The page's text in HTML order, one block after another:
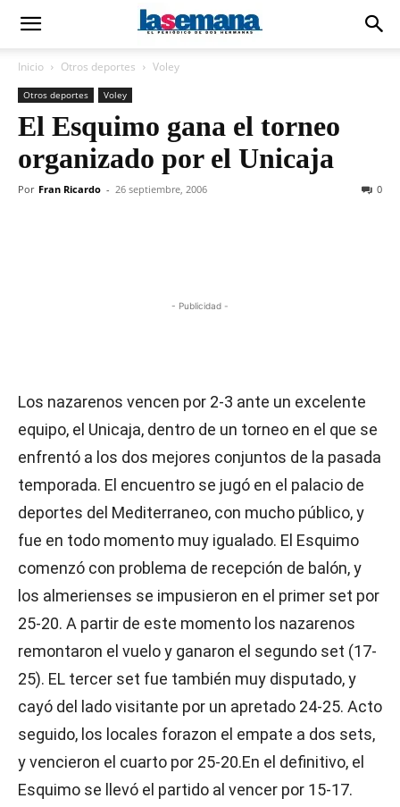
Inicio Otros deportes Voley
Otros deportes Voley
El Esquimo gana el torneo
organizado por el Unicaja
Por Fran Ricardo - 26 septiembre, 2006 0
- Publicidad -
Los nazarenos vencen por 2-3 ante un excelente
equipo, el Unicaja, dentro de un torneo en el que se
enfrentó a los dos mejores conjuntos de la pasada
temporada. El encuentro se jugó en el palacio de
deportes del Mediterraneo, con mucho público, y
fue en todo momento muy igualado. El Esquimo
comenzó con problema de recepción de balón, y
los almerienses se impusieron en el primer set por
25-20. A partir de este momento los nazarenos
remontaron el vuelo y ganaron el segundo set (17-
25). EL tercer set fue también muy disputado, y
cayó del lado visitante por un apretado 24-25. Acto
seguido, los locales forazon el empate a dos sets,
y vencieron el cuarto por 25-20.En el definitivo, el
Esquimo se llevó el partido al vencer por 15-17.